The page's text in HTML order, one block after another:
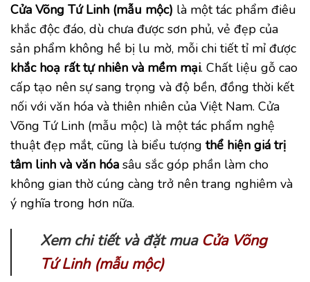
Cửa Võng Tứ Linh (mẫu mộc) là một tác phẩm điêu
khắc độc đáo, dù chưa được sơn phủ, vẻ đẹp của
sản phẩm không hề bị lu mờ, mỗi chi tiết tỉ mỉ được
khắc hoạ rất tự nhiên và mềm mại. Chất liệu gỗ cao
cấp tạo nên sự sang trọng và độ bền, đồng thời kết
nối với văn hóa và thiên nhiên của Việt Nam. Cửa
Võng Tứ Linh (mẫu mộc) là một tác phẩm nghệ
thuật đẹp mắt, cũng là biểu tượng thể hiện giá trị
tâm linh và văn hóa sâu sắc góp phần làm cho
không gian thờ cúng càng trở nên trang nghiêm và
ý nghĩa trong hơn nữa.
Xem chi tiết và đặt mua Cửa Võng
Tứ Linh (mẫu mộc)